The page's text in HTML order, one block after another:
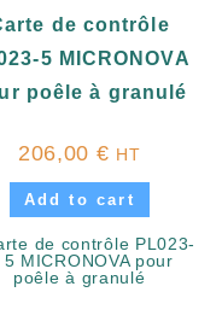
de contrôle
5 MICRONOVA
poêle à granulé
206,00 € HT
Add to cart